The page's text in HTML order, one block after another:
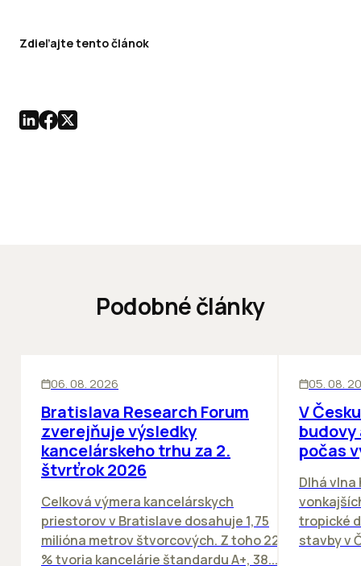
Zdieľajte tento článok
Podobné články
06. 08. 2026
Bratislava Research Forum
zverejňuje výsledky
kancelárskeho trhu za 2.
štvrťrok 2026
Celková výmera kancelárskych
priestorov v Bratislave dosahuje 1,75
milióna metrov štvorcových. Z toho 22
% tvoria kancelárie štandardu A+, 38...
05. 08.
V
počas
Dlhá
tropické
stavby v